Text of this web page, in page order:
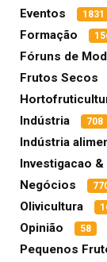
Eventos 1831
Formação
Fóruns de
Frutos Secos
Indústria 708
Indústria
Investigacao
Negócios
Olivicultura
Opinião 58
Pequenos